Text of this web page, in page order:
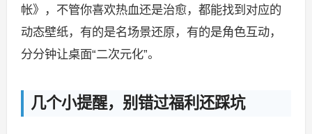
帐》，不管你喜欢热血还是治愈，都能找到对应的
动态壁纸，有的是名场景还原，有的是角色互动，
分分钟让桌面“二次元化”。
几个小提醒，别错过福利还踩坑